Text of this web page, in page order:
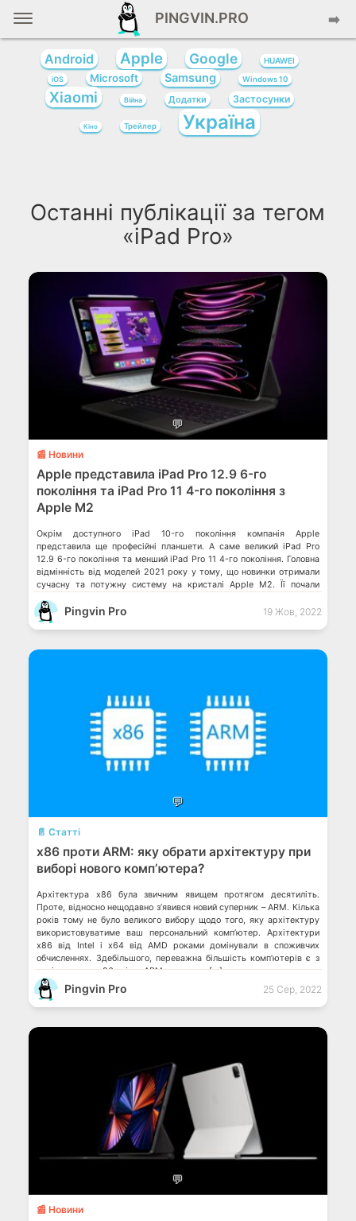
PINGVIN.PRO ➡️
Android Apple Google HUAWEI
iOS Microsoft Samsung Windows 10
Xiaomi Війна Додатки Застосунки
Кіно Трейлер Україна
Останні публікації за тегом
«iPad Pro»
💬
📰 Новини
Apple представила iPad Pro 12.9 6-го
покоління та iPad Pro 11 4-го покоління з
Apple M2
Окрім доступного iPad 10-го покоління компанія Apple
представила ще професійні планшети. А саме великий iPad Pro
12.9 6-го покоління та менший iPad Pro 11 4-го покоління. Головна
відмінність від моделей 2021 року у тому, що новинки отримали
сучасну та потужну систему на кристалі Apple M2. Її почали
Pingvin Pro 19 Жов, 2022
💬
📄 Статті
x86 проти ARM: яку обрати архітектуру при
виборі нового компʼютера?
Архітектура x86 була звичним явищем протягом десятиліть.
Проте, відносно нещодавно зʼявився новий суперник – ARM. Кілька
років тому не було великого вибору щодо того, яку архітектуру
використовуватиме ваш персональний компʼютер. Архітектури
x86 від Intel і x64 від AMD роками домінували в споживчих
обчисленнях. Здебільшого, переважна більшість компʼютерів є з
архітектурою x86 аніж з ARM, попри те, […]
Pingvin Pro 25 Сер, 2022
💬
📰 Новини